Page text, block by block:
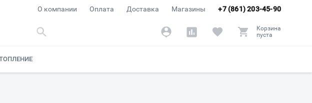
+7 (861) 203-45-90
О компании Оплата Доставка Магазины
Корзина
пуста